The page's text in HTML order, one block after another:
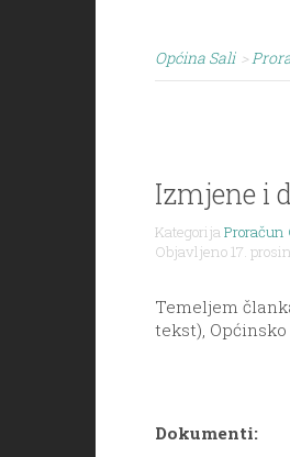
Općina Sali >
Izmjene i
KategorijaProračun
Objavljeno 17.
Temeljem
tekst),
Dokumenti: